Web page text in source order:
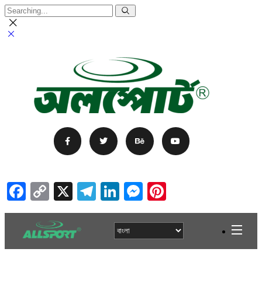
Facebook
Copy
Link
X Telegram
LinkedIn
Messenger